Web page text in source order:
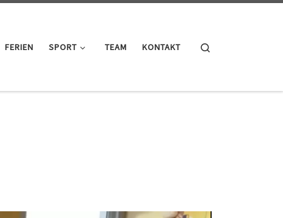
FERIEN SPORT TEAM KONTAKT